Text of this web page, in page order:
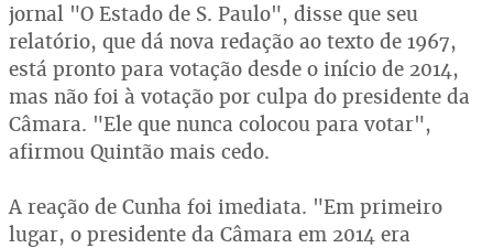
jornal "O Estado de S. Paulo", disse que seu
relatório, que dá nova redação ao texto de 1967,
está pronto para votação desde o início de 2014,
mas não foi à votação por culpa do presidente da
Câmara. "Ele que nunca colocou para votar",
afirmou Quintão mais cedo.
A reação de Cunha foi imediata. "Em primeiro
lugar, o presidente da Câmara em 2014 era